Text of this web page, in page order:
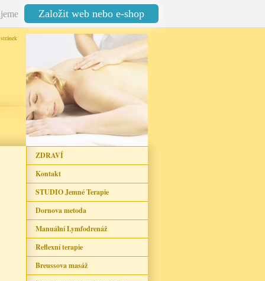
Založit web nebo e-shop
ZDRAVÍ
Kontakt
STUDIO Jemné Terapie
Dornova metoda
Manuální Lymfodrenáž
Reflexní terapie
Breussova masáž